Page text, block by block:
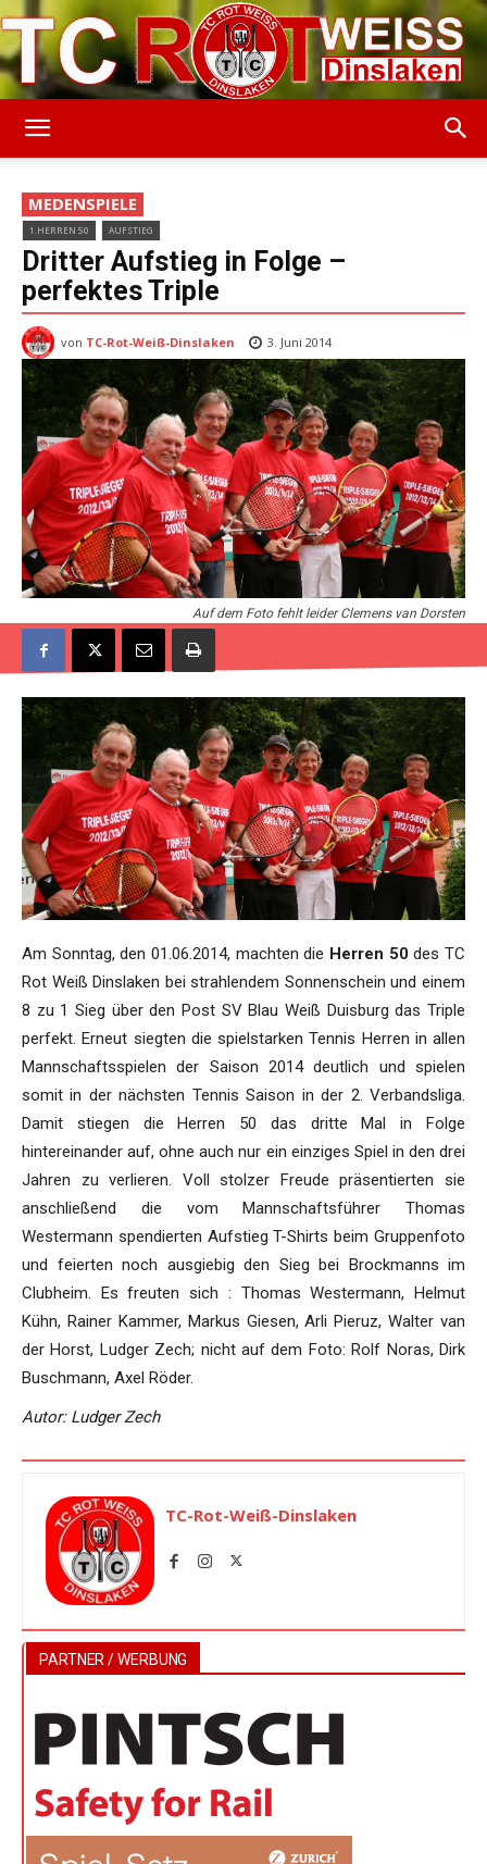
Weiss
Dinslaken
MEDENSPIELE
1.HERREN 50 AUFSTIEG
Dritter Aufstieg in Folge –
perfektes Triple
von TC-Rot-Weiß-Dinslaken 3. Juni 2014
Auf dem Foto fehlt leider Clemens van Dorsten
Am Sonntag, den 01.06.2014, machten die Herren 50des TC
Rot Weiß Dinslaken bei strahlendem Sonnenschein und einem
8 zu 1 Sieg über den Post SV Blau Weiß Duisburg das Triple
perfekt. Erneut siegten die spielstarken Tennis Herren in allen
Mannschaftsspielen der Saison 2014 deutlich und spielen
somit in der nächsten Tennis Saison in der 2. Verbandsliga.
Damit stiegen die Herren 50 das dritte Mal in Folge
hintereinander auf, ohne auch nur ein einziges Spiel in den drei
Jahren zu verlieren. Voll stolzer Freude präsentierten sie
anschließend die vom Mannschaftsführer Thomas
Westermann spendierten Aufstieg T-Shirts beim Gruppenfoto
und feierten noch ausgiebig den Sieg bei Brockmanns im
Clubheim. Es freuten sich : Thomas Westermann, Helmut
Kühn, Rainer Kammer, Markus Giesen, Arli Pieruz, Walter van
der Horst, Ludger Zech; nicht auf dem Foto: Rolf Noras, Dirk
Buschmann, Axel Röder.
Autor: Ludger Zech
TC-Rot-Weiß-Dinslaken
PARTNER / WERBUNG